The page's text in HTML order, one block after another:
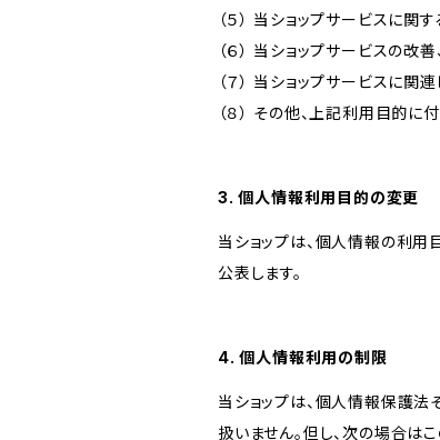
（５） 当ショップサービスに
（６） 当ショップサービスの
（７） 当ショップサービスに
（８） その他、上記利用目的に
3. 個人情報利用目的の変更
当ショップは、個人情報の利
公表します。
4. 個人情報利用の制限
当ショップは、個人情報保護
扱いません。但し、次の場合は